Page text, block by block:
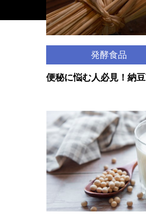
発酵食品
便秘に悩む人必見！納